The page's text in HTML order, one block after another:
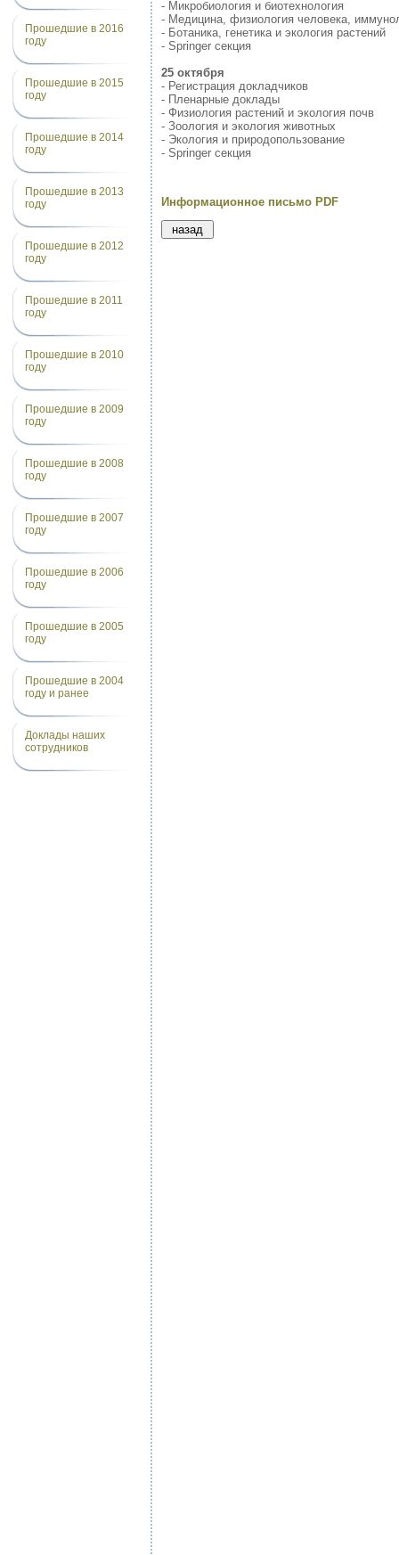
Прошедшие в 2016
году
Прошедшие в 2015
году
Прошедшие в 2014
году
Прошедшие в 2013
году
Прошедшие в 2012
году
Прошедшие в 2011
году
Прошедшие в 2010
году
Прошедшие в 2009
году
Прошедшие в 2008
году
Прошедшие в 2007
году
Прошедшие в 2006
году
Прошедшие в 2005
году
Прошедшие в 2004
году и ранее
Доклады наших
сотрудников
- Микробиология и биотехнология
- Медицина, физиология человека,
- Ботаника, генетика и экология растений
- Springer секция
25 октября
- Регистрация докладчиков
- Пленарные доклады
- Физиология растений и экология почв
- Зоология и экология животных
- Экология и природопользование
- Springer секция
Информационное письмо PDF